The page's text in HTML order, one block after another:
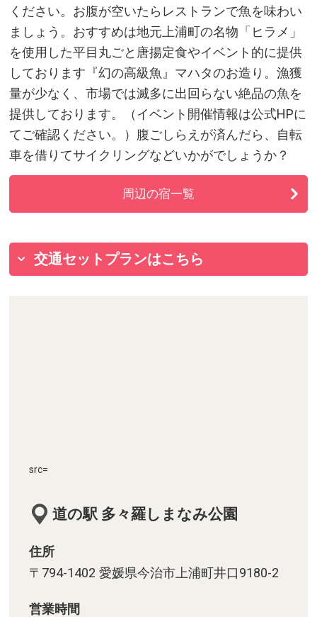
ください。お腹が空いたらレストランで魚を味わい
ましょう。おすすめは地元上浦町の名物「ヒラメ」
を使用した平目丸ごと唐揚定食やイベント的に提供
しております『幻の高級魚』マハタのお造り。漁獲
量が少なく、市場では滅多に出回らない絶品の魚を
提供しております。（イベント開催情報は公式HPに
てご確認ください。）腹ごしらえが済んだら、自転
車を借りてサイクリングなどいかがでしょうか？
周辺の宿一覧
交通セットプランはこちら
src=
道の駅 多々羅しまなみ公園
住所
〒794-1402 愛媛県今治市上浦町井口9180-2
営業時間